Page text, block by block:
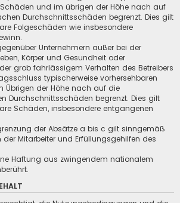
und im übrigen der Höhe nach auf
Durchschnittsschäden begrenzt. Dies gilt
Folgeschäden wie insbesondere
Unternehmern außer bei der
Körper und Gesundheit oder
grob fahrlässigem Verhalten des Betreibers
typischerweise vorhersehbaren
Übrigen der Höhe nach auf die
Durchschnittsschäden begrenzt. Dies gilt
Schäden, insbesondere entgangenen
der Absätze a bis c gilt sinngemäß
Mitarbeiter und Erfüllungsgehilfen des
Haftung aus zwingendem nationalem